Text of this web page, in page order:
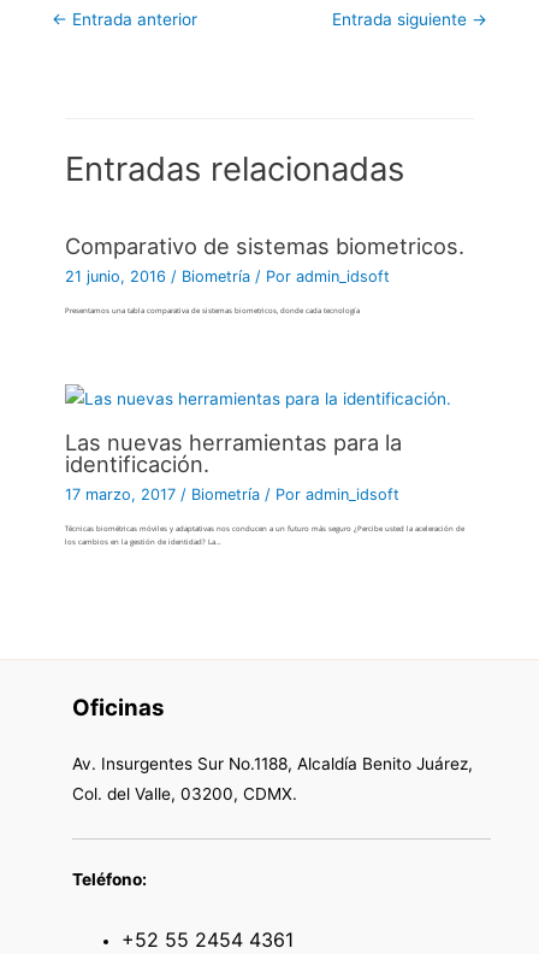
← Entrada anterior Entrada siguiente →
Entradas relacionadas
Comparativo de sistemas biometricos.
21 junio, 2016 / Biometría / Poradmin_idsoft
Presentamos una tabla comparativa de sistemas biometricos, donde cada tecnología
Las nuevas herramientas para la
identificación.
17 marzo, 2017 / Biometría / Poradmin_idsoft
Técnicas biométricas móviles y adaptativas nos conducen a un futuro más seguro ¿Percibe usted la aceleración de
los cambios en la gestión de identidad? La…
Oficinas
Av. Insurgentes Sur No.1188, Alcaldía Benito Juárez,
Col. del Valle, 03200, CDMX.
Teléfono:
+52 55 2454 4361